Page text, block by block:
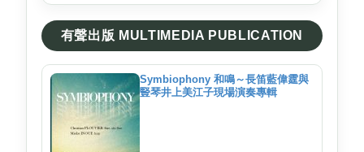
有聲出版 MULTIMEDIA PUBLICATION
Symbiophony 和鳴～長笛藍偉霆與
豎琴井上美江子現場演奏專輯